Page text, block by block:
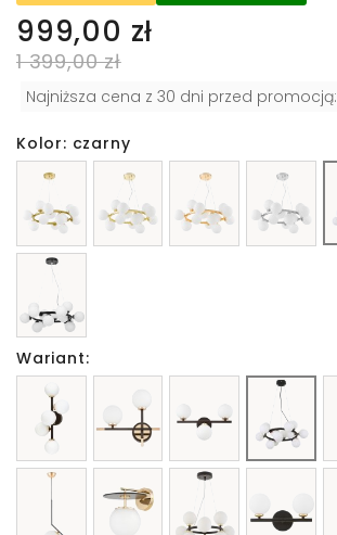
999,00 zł
1 399,00 zł
Najniższa cena z 30 dni przed promocją:
Kolor: czarny
Wariant: